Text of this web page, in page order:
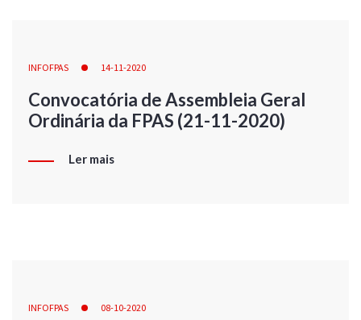
INFOFPAS 14-11-2020
Convocatória de Assembleia Geral
Ordinária da FPAS (21-11-2020)
Ler mais
INFOFPAS 08-10-2020